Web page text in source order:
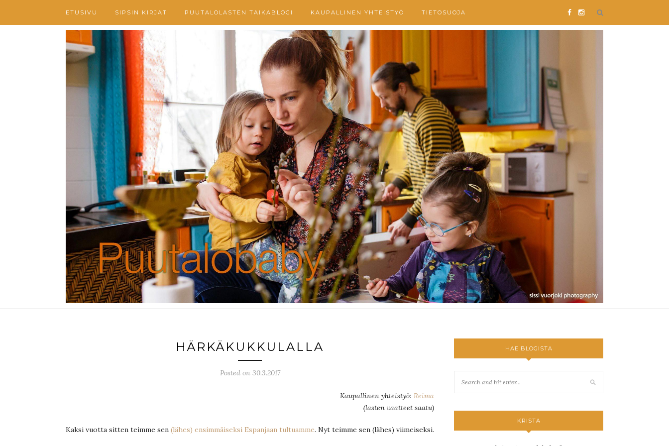
ETUSIVU SIPSIN KIRJAT PUUTALOLASTEN TAIKABLOGI KAUPALLINEN YHTEISTYÖ TIETOSUOJA
HÄRKÄKUKKULALLA
Posted on 30.3.2017
Kaupallinen yhteistyö: Reima
(lasten vaatteet saatu)
Kaksi vuotta sitten teimme sen (lähes) ensimmäiseksi Espanjaan tultuamme. Nyt teimme sen (lähes) viimeiseksi.
HAE BLOGISTA
KRISTA